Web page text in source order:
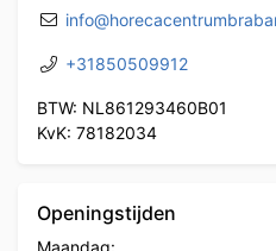
+31850509912
BTW: NL861293460B01
KvK: 78182034
Openingstijden
Maandag: